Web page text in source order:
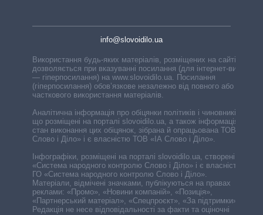
info@slovoidilo.ua
Використання будь-яких матеріалів, розміщених на сайті,
дозволяється при вказуванні посилання (для інтернет-видань
— гіперпосилання) на www.slovoidilo.ua. Посилання
(гіперпосилання) обов’язкове незалежно від повного або
часткового використання матеріалів.
Аналітична інформація про обіцянки політиків і чиновників,
що розміщені на порталі slovoidilo.ua, а також інформація про
стан виконання цих обіцянок, зібрана й опрацьована ТОВ «ІА
Слово і Діло» і є власністю ТОВ «ІА Слово і Діло».
Інфографіки, розміщені на порталі slovoidilo.ua, створені ГО
«Система народного контролю Слово і Діло» і є власністю
ГО «Система народного контролю Слово і Діло».
Матеріали, відмічені значками, публікуються на правах
реклами: «Промо», «Новини компаній», «Позиція»,
«Партнерський матеріал», «Спецпроєкт», «За підтримки».
Редакція не несе відповідальності за факти та оціночні